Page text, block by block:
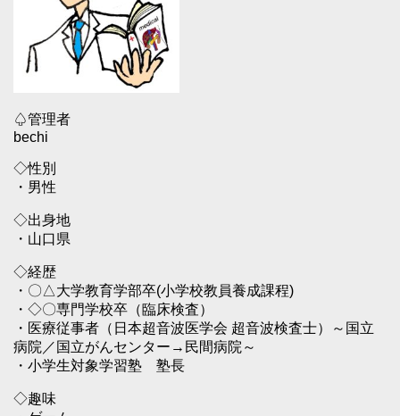
♤管理者
bechi
◇性別
・男性
◇出身地
・山口県
◇経歴
・〇△大学教育学部卒(小学校教員養成課程)
・◇〇専門学校卒（臨床検査）
・医療従事者（日本超音波医学会 超音波検査士）～国立
病院／国立がんセンター→民間病院～
・小学生対象学習塾 塾長
◇趣味